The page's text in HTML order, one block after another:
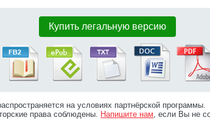
Купить легальную версию
на условиях партнёрской программы.
права соблюдены. Напишите нам, если Вы не